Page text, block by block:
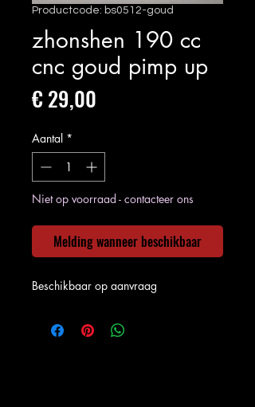
Productcode: bs0512-goud
zhonshen 190 cc
cnc goud pimp up
€ 29,00
Aantal *
Niet op voorraad - contacteer ons
Melding wanneer beschikbaar
Beschikbaar op aanvraag